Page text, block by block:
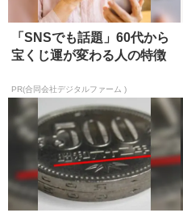
「SNSでも話題」60代から
宝くじ運が変わる人の特徴
PR(合同会社デジタルファーム )